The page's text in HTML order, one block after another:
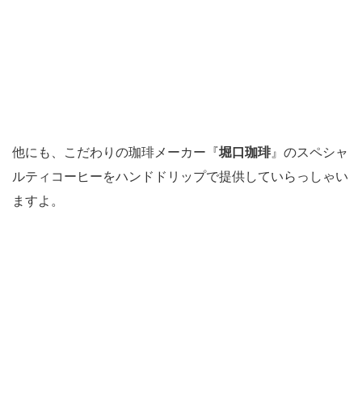
他にも、こだわりの珈琲メーカー『堀口珈琲』のスペシャ
ルティコーヒーをハンドドリップで提供していらっしゃい
ますよ。